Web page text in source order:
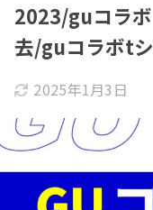
2023/guコラ
去/guコラボtシ
2025年1月3日